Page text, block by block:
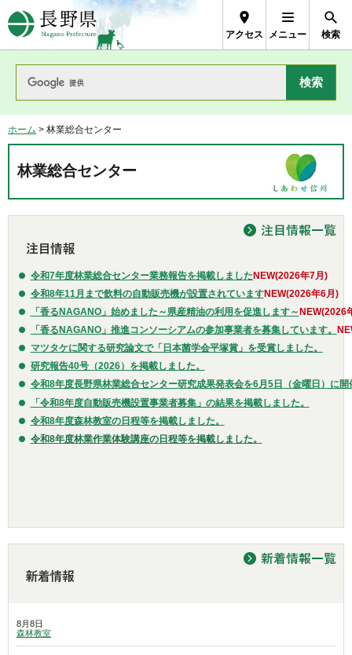
長野県Nagano Prefecture
アクセス メニュー 検索
ホーム > 林業総合センター
林業総合センター
令和7年度林業総合センター業務報告を掲載しましたNEW(2026年7月)
令和8年11月まで飲料の自動販売機が設置されていますNEW(2026年6月)
「香るNAGANO」始めました～県産精油の利用を促進します～NEW(2026
「香るNAGANO」推進コンソーシアムの参加事業者を募集しています。
N
マツタケに関する研究論文で「日本菌学会平塚賞」を受賞しました。
研究報告40号（2026）を掲載しました。
令和8年度長野県林業総合センター研究成果発表会を6月5日（金曜日）に開
「令和8年度自動販売機設置事業者募集」の結果を掲載しました。
令和8年度森林教室の日程等を掲載しました。
令和8年度林業作業体験講座の日程等を掲載しました。
8月8日
森林教室